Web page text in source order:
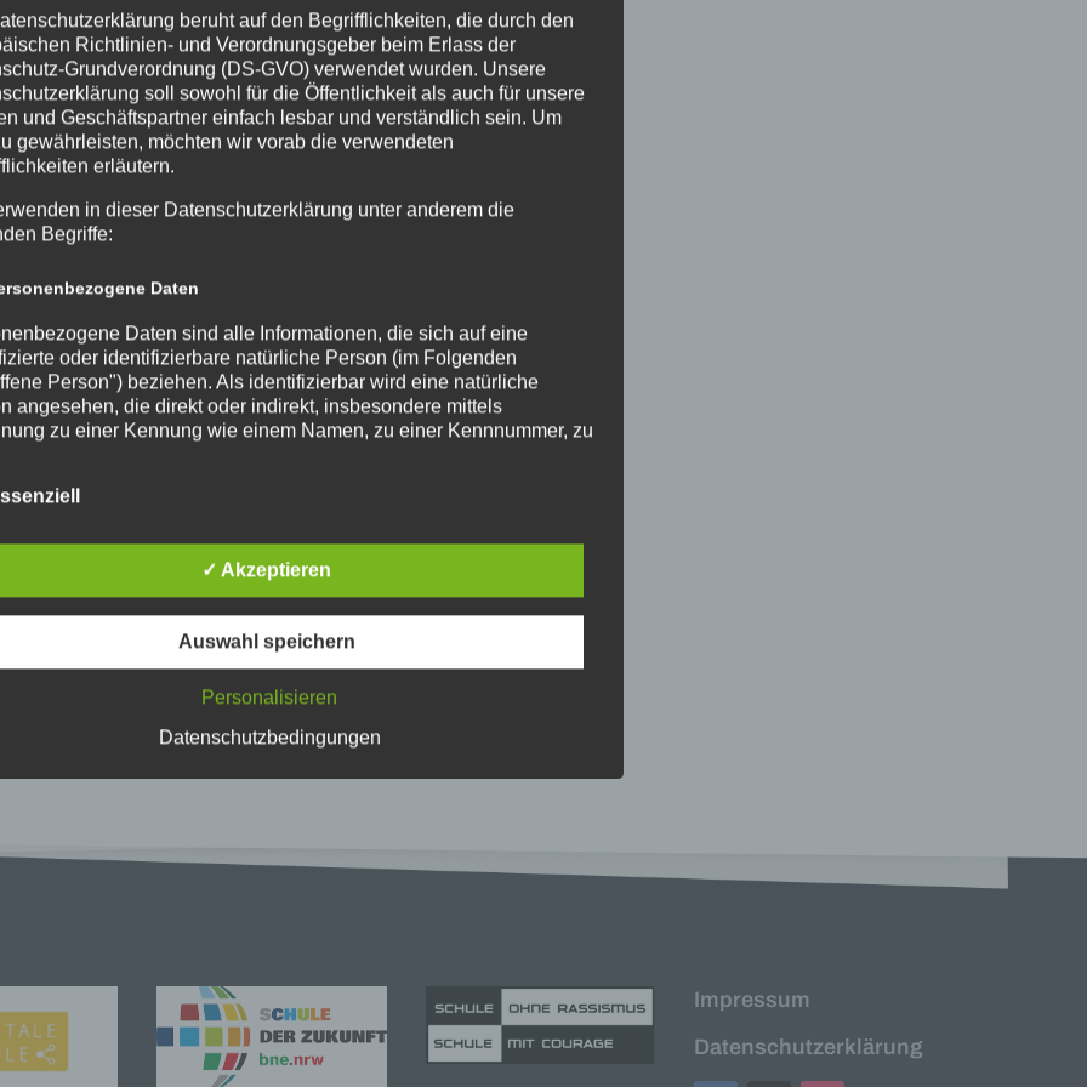
Frau Hafner
E-Mail:haf[at]stadtgymnasium.com
Impressum
Datenschutzerklärung
beruht auf den Begrifflichkeiten, die durch den
Richtlinien- und Verordnungsgeber beim Erlass der
Grundverordnung (DS-GVO) verwendet wurden. Unsere
soll sowohl für die Öffentlichkeit als auch für unsere
und Geschäftspartner einfach lesbar und verständlich sein. Um
gewährleisten, möchten wir vorab die verwendeten
erläutern.
in dieser Datenschutzerklärung unter anderem die
Begriffe:
Daten
Daten sind alle Informationen, die sich auf eine
oder identifizierbare natürliche Person (im Folgenden
Person") beziehen. Als identifizierbar wird eine natürliche
angesehen, die direkt oder indirekt, insbesondere mittels
zu einer Kennung wie einem Namen, zu einer Kennnummer, zu
Merkmalen, die Ausdruck der physischen, physiologischen,
psychischen, wirtschaftlichen, kulturellen oder sozialen
deren personenbezogene Daten von dem für die Verarbeitung
verarbeitet werden.
ist jeder mit oder ohne Hilfe automatisierter Verfahren
Daten wie das Erheben, das Erfassen, die
durch Übermittlung, Verbreitung oder eine andere Form der
den Abgleich oder die Verknüpfung, die Einschränkung, das
der Verarbeitung ist die Markierung gespeicherter
Daten mit dem Ziel, ihre künftige Verarbeitung
✓ Akzeptieren
Auswahl speichern
Personalisieren
Datenschutzbedingungen